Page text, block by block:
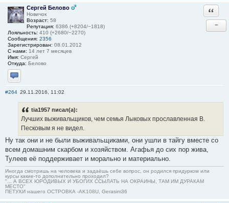
Сергей Белово
Новичок
Возраст: 58
Репутация: 6386 (+8204/−1818)
Лояльность: 410 (+2680/−2270)
Сообщения: 2356
Зарегистрирован: 08.01.2012
С нами: 14 лет 7 месяцев
Имя: Сергей
Откуда: Белово
Отправить личное сообщение
−
#264 29.11.2016, 11:02
tia1957 писал(а):
Лучших выживальщиков, чем семья Лыковых прославленная В.
Песковым я не видел.
Ну так они и не были выживальщиками, они ушли в тайгу вместе со
всем домашним скарбом и хозяйством. Агафья до сих пор жива,
Тулеев её поддерживает и морально и материально.
Иногда смотришь на человека и задаёшь себе вопрос, он родился придурком или
курсы какие-то дополнительно проходил?
"... А ВСЕХ ЮРОДИВЫХ И УБОГИХ ССЫЛАТЬ НА ОКРАИНЫ, ТАМ ИМ ДУРАКАМ
МЕСТО"
ПЕТУХИ нашего ОСТРОВКА -AK108U, Gerasim36